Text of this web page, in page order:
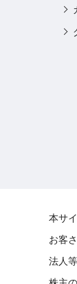
本サ
お客
法人